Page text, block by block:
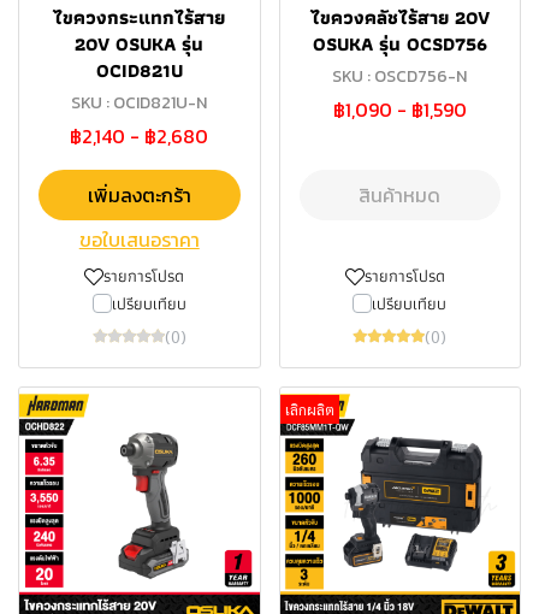
ไขควงกระแทกไร้สาย
20V OSUKA รุ่น
OCID821U
SKU : OCID821U-N
฿2,140 - ฿2,680
เพิ่มลงตะกร้า
ขอใบเสนอราคา
รายการโปรด
เปรียบเทียบ
(0)
ไขควงคลัชไร้สาย 20V
OSUKA รุ่น OCSD756
SKU : OSCD756-N
฿1,090 - ฿1,590
สินค้าหมด
รายการโปรด
เปรียบเทียบ
(0)
เลิกผลิต